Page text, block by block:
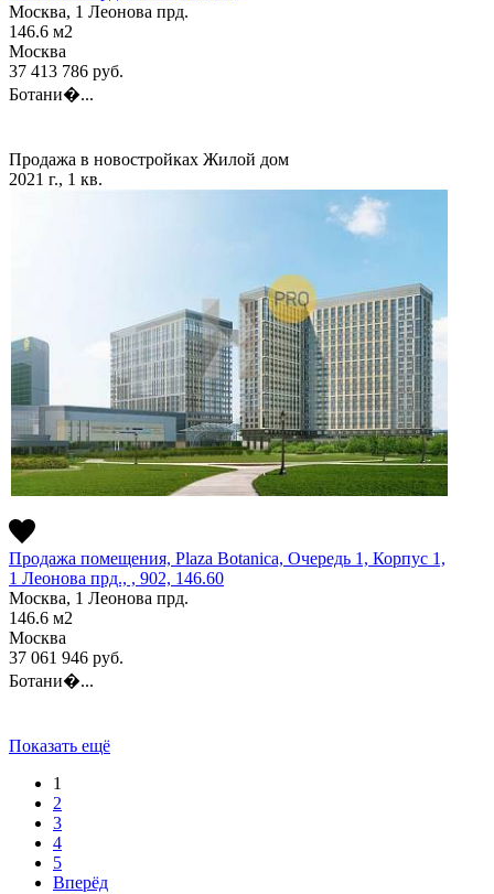
Москва, 1 Леонова прд.
146.6 м2
Москва
37 413 786 руб.
Ботани�...
Продажа в новостройках Жилой дом
2021 г., 1 кв.
Продажа помещения, Plaza Botanica, Очередь 1, Корпус 1,
1 Леонова прд., , 902, 146.60
Москва, 1 Леонова прд.
146.6 м2
Москва
37 061 946 руб.
Ботани�...
Показать ещё
1
2
3
4
5
Вперёд